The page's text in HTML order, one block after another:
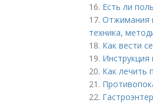
16. Есть ли
17. Отжимания
техника,
18. Как вести
19. Инструкция
20. Как лечить
21.
22.